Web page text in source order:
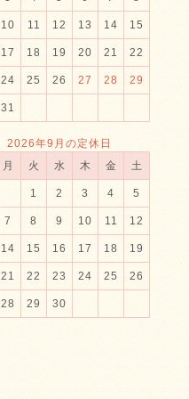
10 11 12 13 14 15
17 18 19 20 21 22
24 25 26 27 28 29
31
2026年9月の定休日
月 火 水 木 金 土
1 2 3 4 5
7 8 9 10 11 12
14 15 16 17 18 19
21 22 23 24 25 26
28 29 30